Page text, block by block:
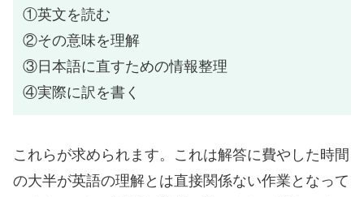
①英文を読む
②その意味を理解
③日本語に直すための情報整理
④実際に訳を書く
これらが求められます。これは解答に費やした時間
の大半が英語の理解とは直接関係ない作業となって